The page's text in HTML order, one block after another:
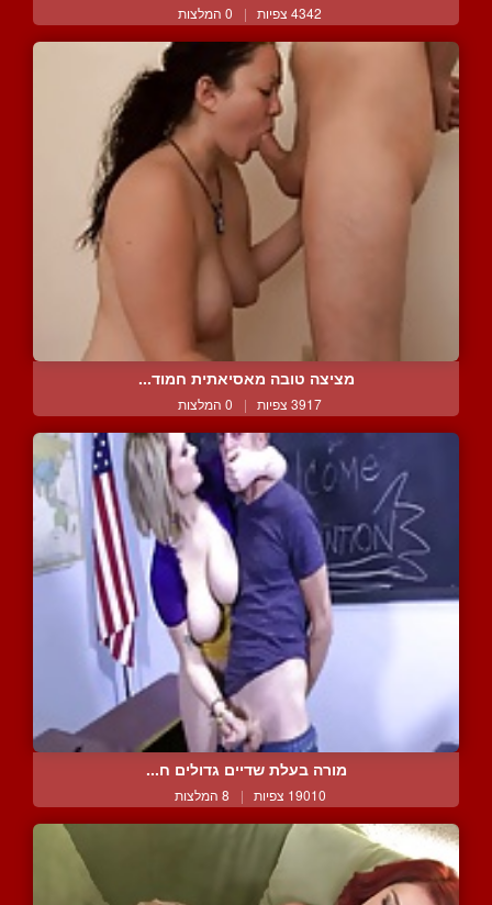
4342 צפיות | 0 המלצות
מציצה טובה מאסיאתית חמוד...
3917 צפיות | 0 המלצות
מורה בעלת שדיים גדולים ח...
19010 צפיות | 8 המלצות